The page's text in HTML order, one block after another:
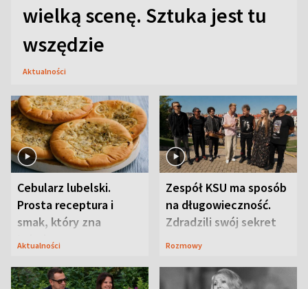
wielką scenę. Sztuka jest tu
wszędzie
Aktualności
Cebularz lubelski.
Prosta receptura i
smak, który zna
Lubelszczyzna
Aktualności
Zespół KSU ma sposób
na długowieczność.
Zdradzili swój sekret
Rozmowy